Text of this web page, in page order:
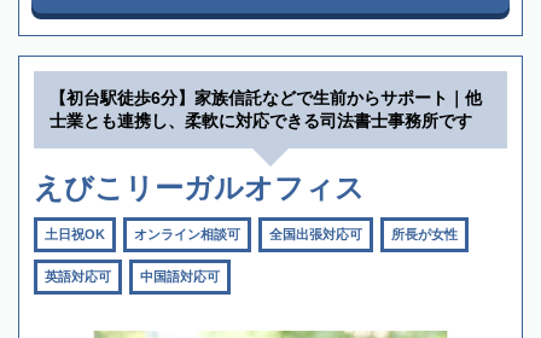
【初台駅徒歩6分】家族信託などで生前からサポート｜他
士業とも連携し、柔軟に対応できる司法書士事務所です
えびこリーガルオフィス
土日祝OK オンライン相談可 全国出張対応可 所長が女性
英語対応可 中国語対応可